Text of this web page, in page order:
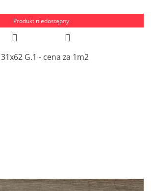
Produkt niedostępny
G.1 - cena za 1m2